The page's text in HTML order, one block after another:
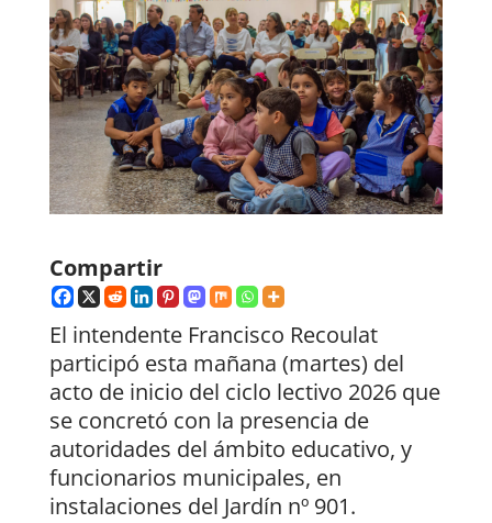
Compartir
El intendente Francisco Recoulat
participó esta mañana (martes) del
acto de inicio del ciclo lectivo 2026 que
se concretó con la presencia de
autoridades del ámbito educativo, y
funcionarios municipales, en
instalaciones del Jardín nº 901.